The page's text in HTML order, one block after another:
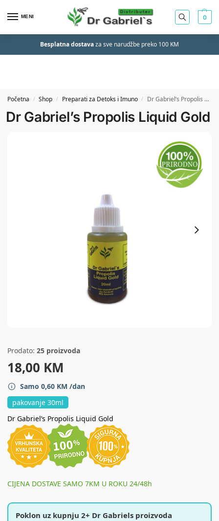
MENI 0
Besplatna dostavaza sve narudžbe preko 100 KM
Početna / Shop / Preparati za Detoks i Imuno / Dr Gabriel’s Propolis Liquid Gold
Dr Gabriel’s Propolis Liquid Gold
Prodato: 25 proizvoda
18,00 KM
Samo 0,60 KM /dan
pakovanje 30ml
Dr Gabriel’s Propolis Liquid Gold
CIJENA DOSTAVE SAMO 7KM U ROKU 24/48h
Poklon uz kupnju 2+ Dr Gabriels proizvoda